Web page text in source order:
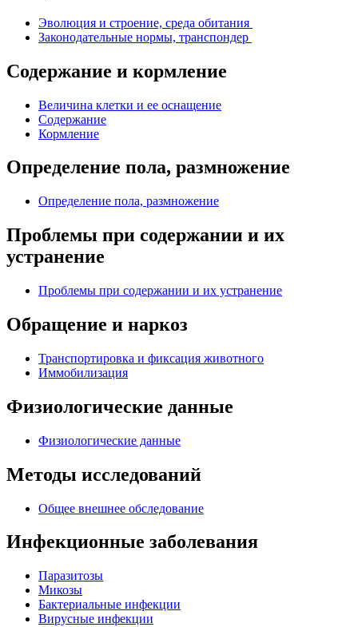
Эволюция и строение, среда обитания
Законодательные нормы, транспондер
Содержание и кормление
Величина клетки и ее оснащение
Содержание
Кормление
Определение пола, размножение
Определение пола, размножение
Проблемы при содержании и их
устранение
Проблемы при содержании и их устранение
Обращение и наркоз
Транспортировка и фиксация животного
Иммобилизация
Физиологические данные
Физиологические данные
Методы исследований
Общее внешнее обследование
Инфекционные заболевания
Паразитозы
Микозы
Бактериальные инфекции
Вирусные инфекции